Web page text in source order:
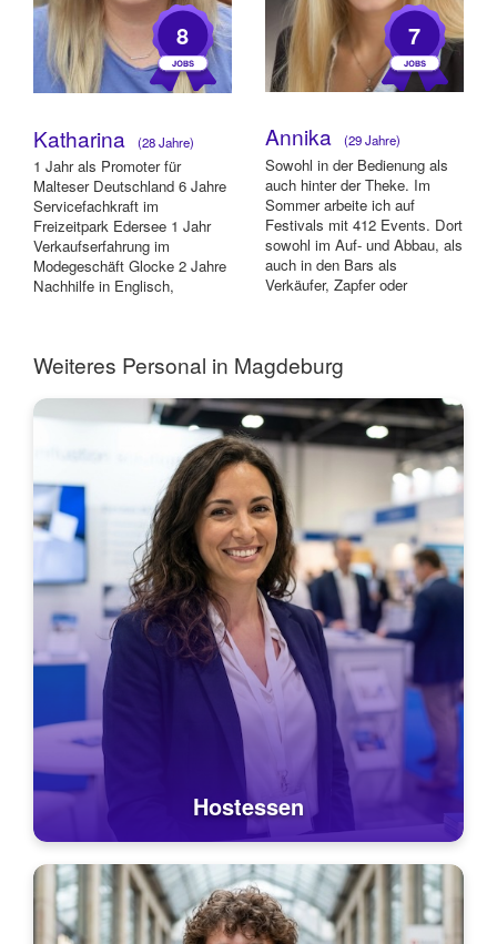
8
Katharina (28 Jahre)
1 Jahr als Promoter für
Malteser Deutschland 6 Jahre
Servicefachkraft im
Freizeitpark Edersee 1 Jahr
Verkaufserfahrung im
Modegeschäft Glocke 2 Jahre
Nachhilfe in Englisch,
7
Annika (29 Jahre)
Sowohl in der Bedienung als
auch hinter der Theke. Im
Sommer arbeite ich auf
Festivals mit 412 Events. Dort
sowohl im Auf- und Abbau, als
auch in den Bars als
Verkäufer, Zapfer oder
Weiteres Personal in Magdeburg
Hostessen